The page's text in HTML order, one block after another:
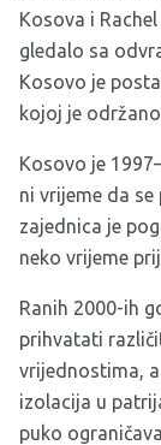
Kosova i
gledalo sa
Kosovo je
kojoj je
Kosovo je
ni vrijeme da
zajednica je
neko vrijeme
Ranih 2000-ih
prihvatati
vrijednostima,
izolacija u
puko